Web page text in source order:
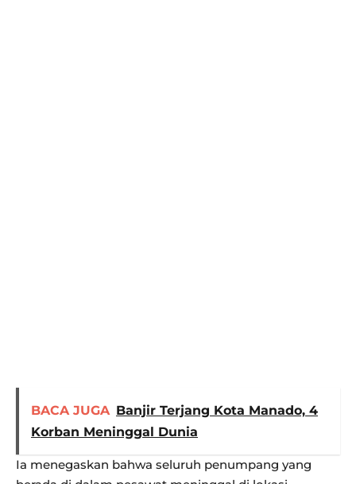
BACA JUGA Banjir Terjang Kota Manado, 4
Korban Meninggal Dunia
Ia menegaskan bahwa seluruh penumpang yang